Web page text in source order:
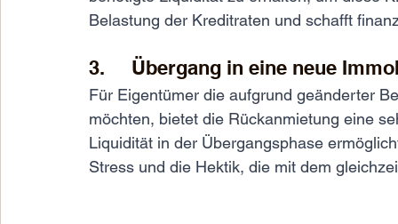
Belastung der Kreditraten und schafft
3.     Übergang in eine neue
Für Eigentümer die aufgrund geänderter
möchten, bietet die Rückanmietung eine
Liquidität in der Übergangsphase
Stress und die Hektik, die mit dem